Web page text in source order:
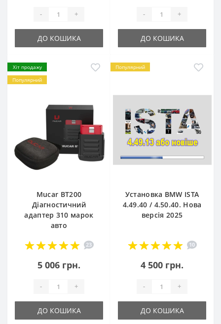
- +
ДО КОШИКА
- +
ДО КОШИКА
Хіт продажу
Популярний
Mucar BT200
Діагностичний
адаптер 310 марок
авто
23
5 006 грн.
- +
ДО КОШИКА
Популярний
Установка BMW ISTA
4.49.40 / 4.50.40. Нова
версія 2025
10
4 500 грн.
- +
ДО КОШИКА